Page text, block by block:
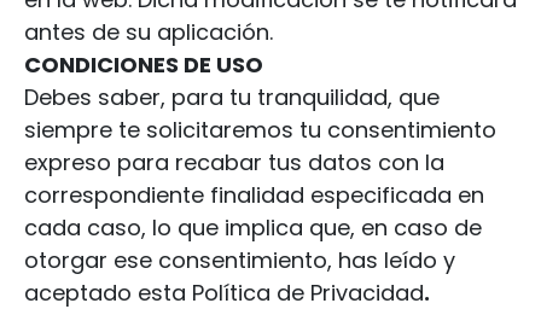
antes de su aplicación.
CONDICIONES DE USO
Debes saber, para tu tranquilidad, que
siempre te solicitaremos tu consentimiento
expreso para recabar tus datos con la
correspondiente finalidad especificada en
cada caso, lo que implica que, en caso de
otorgar ese consentimiento, has leído y
aceptado esta Política de Privacidad.